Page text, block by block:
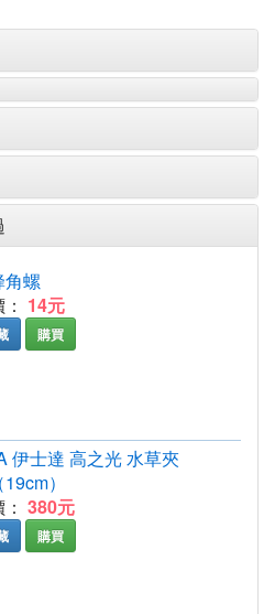
角螺
14元
購買
伊士達 高之光 水草夾
）
380元
購買